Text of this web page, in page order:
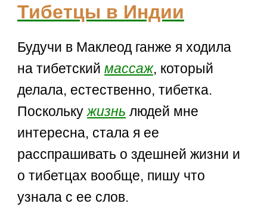
Тибетцы в Индии
Будучи в Маклеод ганже я ходила
на тибетскиймассаж, который
делала, естественно, тибетка.
Посколькужизнь людей мне
интересна, стала я ее
расспрашивать о здешней жизни и
о тибетцах вообще, пишу что
узнала с ее слов.